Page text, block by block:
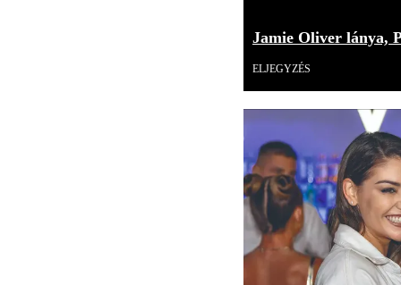
Jamie Oliver lánya,
ELJEGYZÉS